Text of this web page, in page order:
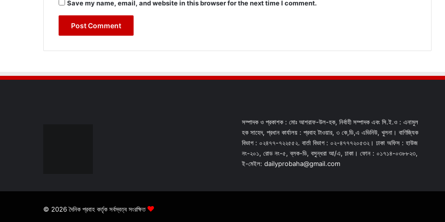
Save my name, email, and website in this browser for the next time I comment.
সম্পাদক ও প্রকাশক : মোঃ আশরাফ-উল-হক, নির্বাহী সম্পাদক এবং সি.ই.ও : এনামুল
হক সাহেদ, প্রধান কার্যালয় : প্রবাহ টাওয়ার, ৩ কে,ডি,এ এভিনিউ, খুলনা। বাণিজ্যিক
বিভাগ : ০২৪৭৭-৭২২৫৫২. বার্তা বিভাগ : ০২-৪৭৭৭২০৫৩২। ঢাকা অফিস : হাউজ
নং-২০১, রোড নং-৫, ব্লক-ডি, বসুন্ধরা আ/এ, ঢাকা। ফোন : ০১৭১৪-০৩৮৮২৩,
ই-মেইল: dailyprobaha@gmail.com
© 2026 দৈনিক প্রবাহ কর্তৃক সর্বস্বত্ব সংরক্ষিত